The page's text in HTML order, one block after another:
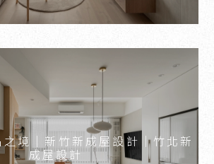
境｜新竹新成屋設計｜竹北新
成屋設計